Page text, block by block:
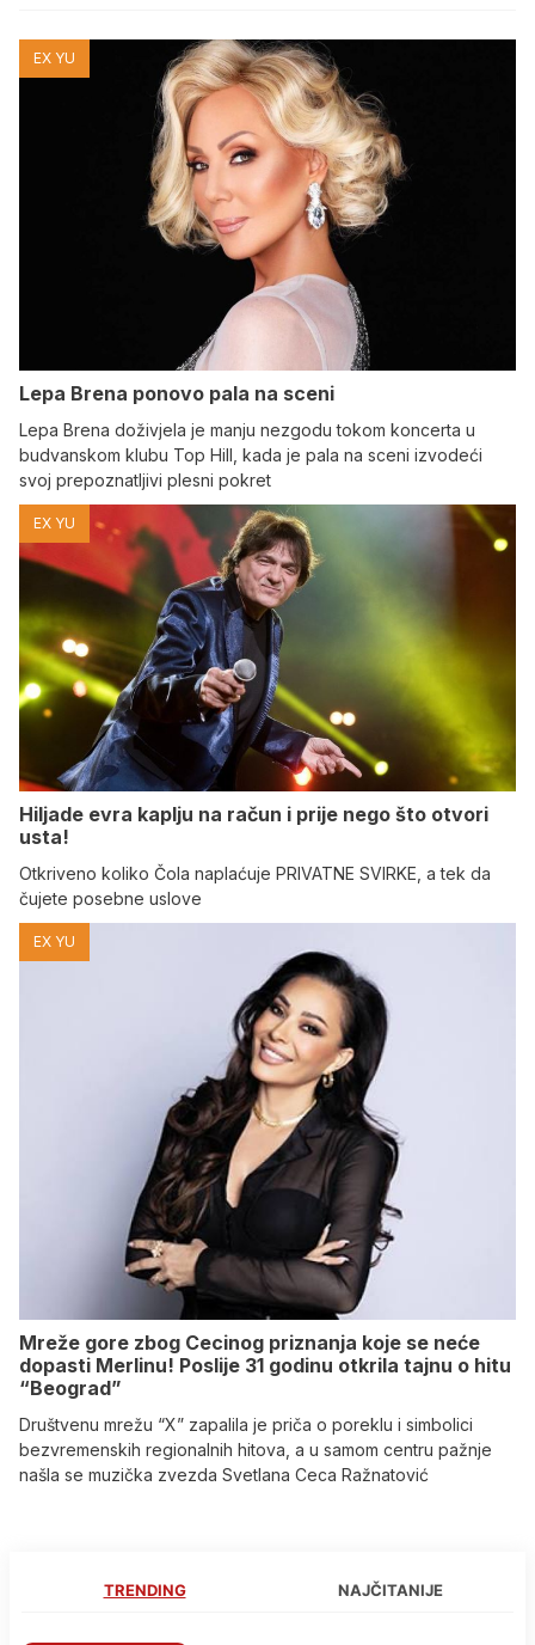
EX YU
Lepa Brena ponovo pala na sceni
Lepa Brena doživjela je manju nezgodu tokom koncerta u
budvanskom klubu Top Hill, kada je pala na sceni izvodeći
svoj prepoznatljivi plesni pokret
EX YU
Hiljade evra kaplju na račun i prije nego što otvori
usta!
Otkriveno koliko Čola naplaćuje PRIVATNE SVIRKE, a tek da
čujete posebne uslove
EX YU
Mreže gore zbog Cecinog priznanja koje se neće
dopasti Merlinu! Poslije 31 godinu otkrila tajnu o hitu
“Beograd”
Društvenu mrežu “X” zapalila je priča o poreklu i simbolici
bezvremenskih regionalnih hitova, a u samom centru pažnje
našla se muzička zvezda Svetlana Ceca Ražnatović
TRENDING NAJČITANIJE